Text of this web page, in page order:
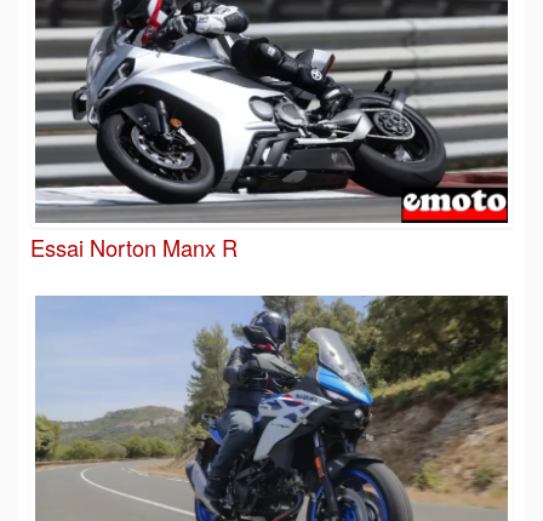
Essai Norton Manx R